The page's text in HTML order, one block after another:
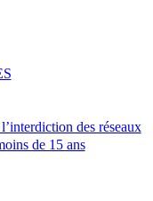
des réseaux
de 15 ans